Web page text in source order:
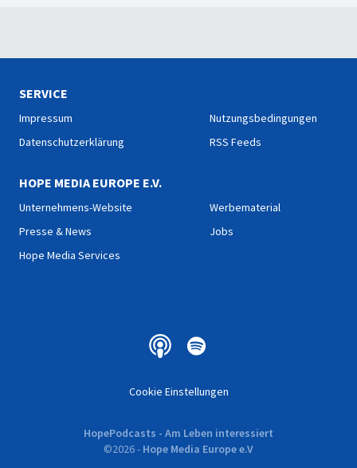
SERVICE
Impressum
Datenschutzerklärung
Nutzungsbedingungen
RSS Feeds
HOPE MEDIA EUROPE E.V.
Unternehmens-Website
Presse & News
Hope Media Services
Werbematerial
Jobs
Cookie Einstellungen
HopePodcasts - Am Leben interessiert
©2026- Hope Media Europe e.V